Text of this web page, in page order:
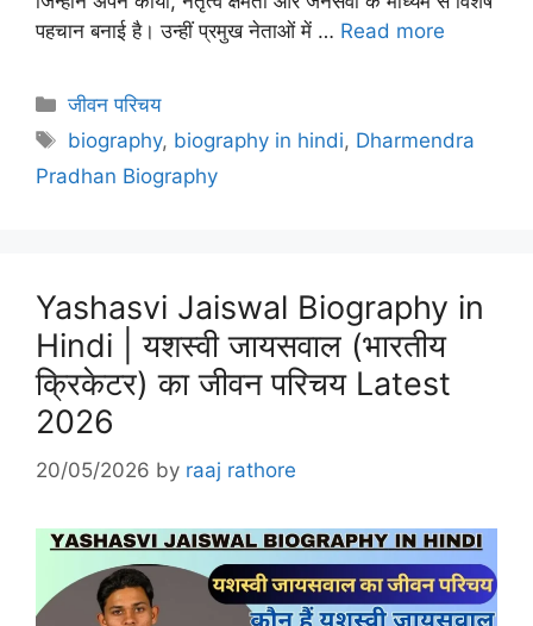
पहचान बनाई है। उन्हीं प्रमुख नेताओं में … Read more
Categories
जीवन परिचय
Tags
biography, biography in hindi, Dharmendra
Pradhan Biography
Yashasvi Jaiswal Biography in
Hindi | यशस्वी जायसवाल (भारतीय
क्रिकेटर) का जीवन परिचय Latest
2026
20/05/2026 by raaj rathore